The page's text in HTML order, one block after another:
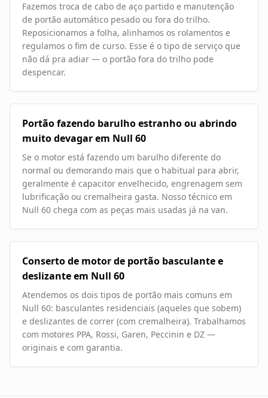
Fazemos troca de cabo de aço partido e manutenção
de portão automático pesado ou fora do trilho.
Reposicionamos a folha, alinhamos os rolamentos e
regulamos o fim de curso. Esse é o tipo de serviço que
não dá pra adiar — o portão fora do trilho pode
despencar.
Portão fazendo barulho estranho ou abrindo
muito devagar em Null 60
Se o motor está fazendo um barulho diferente do
normal ou demorando mais que o habitual para abrir,
geralmente é capacitor envelhecido, engrenagem sem
lubrificação ou cremalheira gasta. Nosso técnico em
Null 60 chega com as peças mais usadas já na van.
Conserto de motor de portão basculante e
deslizante em Null 60
Atendemos os dois tipos de portão mais comuns em
Null 60: basculantes residenciais (aqueles que sobem)
e deslizantes de correr (com cremalheira). Trabalhamos
com motores PPA, Rossi, Garen, Peccinin e DZ —
originais e com garantia.